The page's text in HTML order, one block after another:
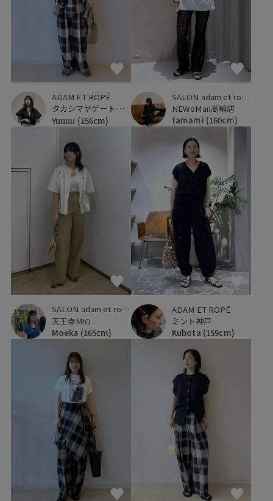
ADAM ET ROPÉ
タカシマヤゲートタワーモール
Yuuuu (156cm)
SALON adam et ropé
NEWoMan高輪店
tamami (160cm)
SALON adam et ropé
天王寺MIO
Moeka (165cm)
ADAM ET ROPÉ
ミント神戸
Kubota (159cm)